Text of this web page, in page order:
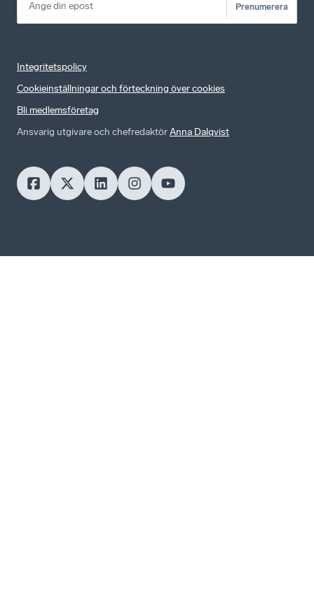
Prenumerera
Integritetspolicy
Cookieinställningar och förteckning över cookies
Bli medlemsföretag
Ansvarig utgivare och chefredaktörAnna Dalqvist